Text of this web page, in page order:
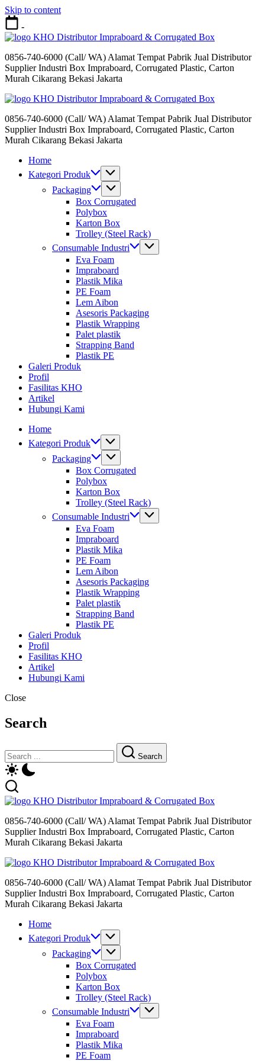
Skip to content
-
Distributor Impraboard & Corrugated Box
0856-740-6000 (Call/ WA) Alamat Tempat Pabrik Jual Distributor
Supplier Industri Box Impraboard, Corrugated Plastic, Carton
Murah Cikarang Bekasi Jakarta
Distributor Impraboard & Corrugated Box
0856-740-6000 (Call/ WA) Alamat Tempat Pabrik Jual Distributor
Supplier Industri Box Impraboard, Corrugated Plastic, Carton
Murah Cikarang Bekasi Jakarta
Home
Kategori Produk
Packaging
Box Corrugated
Polybox
Karton Box
Trolley (Steel Rack)
Consumable Industri
Eva Foam
Impraboard
Plastik Mika
PE Foam
Lem Aibon
Asesoris Packaging
Plastik Wrapping
Palet plastik
Strapping Band
Plastik PE
Galeri Produk
Profil
Fasilitas KHO
Artikel
Hubungi Kami
Home
Kategori Produk
Packaging
Box Corrugated
Polybox
Karton Box
Trolley (Steel Rack)
Consumable Industri
Eva Foam
Impraboard
Plastik Mika
PE Foam
Lem Aibon
Asesoris Packaging
Plastik Wrapping
Palet plastik
Strapping Band
Plastik PE
Galeri Produk
Profil
Fasilitas KHO
Artikel
Hubungi Kami
Close
Search
Search
Distributor Impraboard & Corrugated Box
0856-740-6000 (Call/ WA) Alamat Tempat Pabrik Jual Distributor
Supplier Industri Box Impraboard, Corrugated Plastic, Carton
Murah Cikarang Bekasi Jakarta
Distributor Impraboard & Corrugated Box
0856-740-6000 (Call/ WA) Alamat Tempat Pabrik Jual Distributor
Supplier Industri Box Impraboard, Corrugated Plastic, Carton
Murah Cikarang Bekasi Jakarta
Home
Kategori Produk
Packaging
Box Corrugated
Polybox
Karton Box
Trolley (Steel Rack)
Consumable Industri
Eva Foam
Impraboard
Plastik Mika
PE Foam